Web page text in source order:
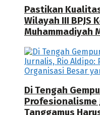
Pastikan
Wilayah III BPJS
Muhammadiyah
Di Tengah
Profesionalisme
Tanggamus